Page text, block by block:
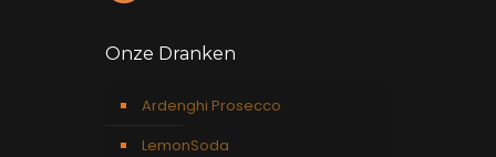
Onze Dranken
Ardenghi Prosecco
LemonSoda